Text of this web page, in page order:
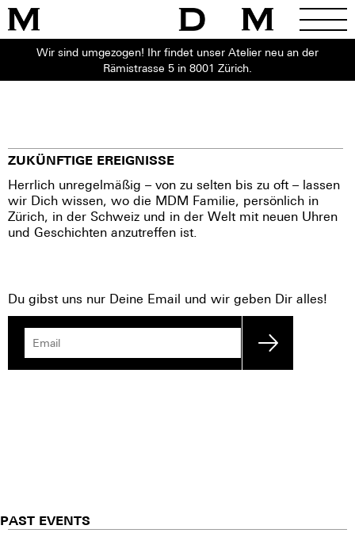
Wir sind umgezogen! Ihr findet unser Atelier neu an der
Rämistrasse 5 in 8001 Zürich.
ZUKÜNFTIGE EREIGNISSE
Herrlich unregelmäßig – von zu selten bis zu oft – lassen
wir Dich wissen, wo die MDM Familie, persönlich in
Zürich, in der Schweiz und in der Welt mit neuen Uhren
und Geschichten anzutreffen ist.
Du gibst uns nur Deine Email und wir geben Dir alles!
PAST EVENTS